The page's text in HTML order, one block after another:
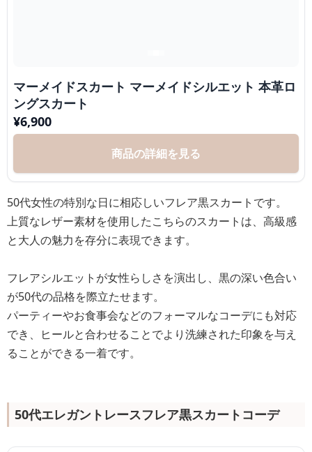
マーメイドスカート マーメイドシルエット 本革ロ
ングスカート
¥6,900
商品の詳細を見る
50代女性の特別な日に相応しいフレア黒スカートです。
上質なレザー素材を使用したこちらのスカートは、高級感
と大人の魅力を存分に表現できます。
フレアシルエットが女性らしさを演出し、黒の深い色合い
が50代の品格を際立たせます。
パーティーやお食事会などのフォーマルなコーデにも対応
でき、ヒールと合わせることでより洗練された印象を与え
ることができる一着です。
50代エレガントレースフレア黒スカートコーデ